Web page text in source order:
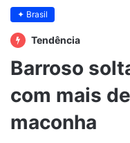
✦ Brasil
Tendência
Barroso
com mais
maconha